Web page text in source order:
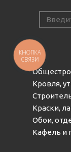
Кровля,
Краски,
Обои,
Кафель и
КНОПКА
СВЯЗИ